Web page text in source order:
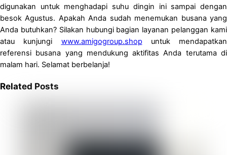
digunakan untuk menghadapi suhu dingin ini sampai dengan
besok Agustus. Apakah Anda sudah menemukan busana yang
Anda butuhkan? Silakan hubungi bagian layanan pelanggan kami
atau kunjungi www.amigogroup.shop untuk mendapatkan
referensi busana yang mendukung aktifitas Anda terutama di
malam hari. Selamat berbelanja!
Related Posts